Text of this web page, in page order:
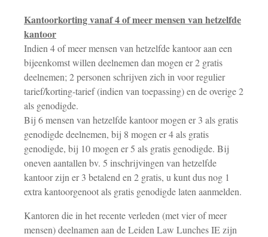
Kantoorkorting vanaf 4 of meer mensen van hetzelfde
kantoor
Indien 4 of meer mensen van hetzelfde kantoor aan een
bijeenkomst willen deelnemen dan mogen er 2 gratis
deelnemen; 2 personen schrijven zich in voor regulier
tarief/korting-tarief (indien van toepassing) en de overige 2
als genodigde.
Bij 6 mensen van hetzelfde kantoor mogen er 3 als gratis
genodigde deelnemen, bij 8 mogen er 4 als gratis
genodigde, bij 10 mogen er 5 als gratis genodigde. Bij
oneven aantallen bv. 5 inschrijvingen van hetzelfde
kantoor zijn er 3 betalend en 2 gratis, u kunt dus nog 1
extra kantoorgenoot als gratis genodigde laten aanmelden.
Kantoren die in het recente verleden (met vier of meer
mensen) deelnamen aan de Leiden Law Lunches IE zijn